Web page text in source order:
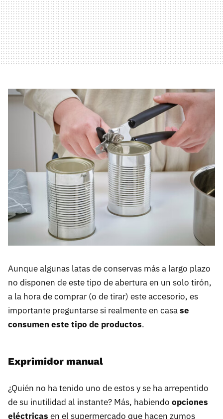
Aunque algunas latas de conservas más a largo plazo
no disponen de este tipo de abertura en un solo tirón,
a la hora de comprar (o de tirar) este accesorio, es
importante preguntarse si realmente en casase
consumen este tipo de productos.
Exprimidor manual
¿Quién no ha tenido uno de estos y se ha arrepentido
de su inutilidad al instante? Más, habiendo opciones
eléctricas en el supermercado que hacen zumos